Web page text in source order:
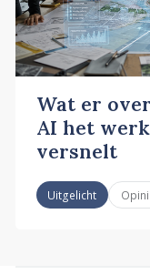
Wat er
AI het
versnelt
Uitgelicht